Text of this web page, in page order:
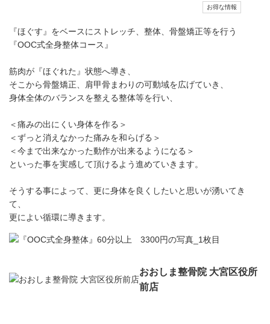
お得な情報
『ほぐす』をベースにストレッチ、整体、骨盤矯正等を行う
『OOC式全身整体コース』
筋肉が『ほぐれた』状態へ導き、
そこから骨盤矯正、肩甲骨まわりの可動域を広げていき、
身体全体のバランスを整える整体等を行い、
＜痛みの出にくい身体を作る＞
＜ずっと消えなかった痛みを和らげる＞
＜今まで出来なかった動作が出来るようになる＞
といった事を実感して頂けるよう進めていきます。
そうする事によって、更に身体を良くしたいと思いが湧いてき
て、
更によい循環に導きます。
おおしま整骨院 大宮区役所
前店